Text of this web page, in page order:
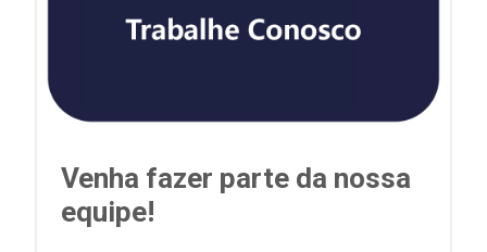
Venha fazer parte da nossa
equipe!